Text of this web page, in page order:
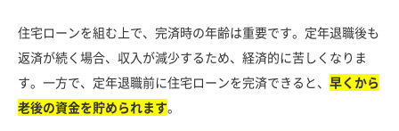
住宅ローンを組む上で、完済時の年齢は重要です。定年退職後も
返済が続く場合、収入が減少するため、経済的に苦しくなりま
す。一方で、定年退職前に住宅ローンを完済できると、 早くから
老後の資金を貯められます。